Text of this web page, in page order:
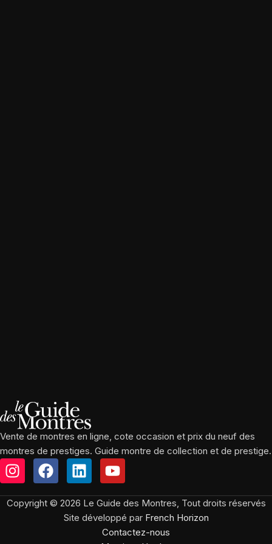
Vente de montres en ligne, cote occasion et prix du neuf des
montres de prestiges. Guide montre de collection et de prestige.
Copyright © 2026 Le Guide des Montres, Tout droits réservés
Site développé par French Horizon
Contactez-nous